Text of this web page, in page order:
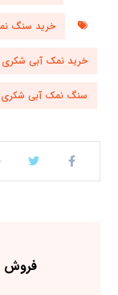
خرید سنگ
خرید نمک آبی شکری
سنگ نمک آبی شکری
فروش